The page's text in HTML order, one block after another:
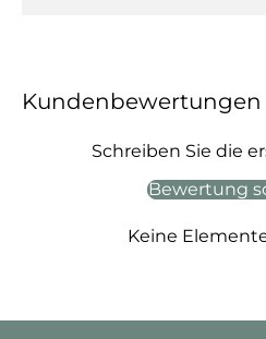
Kundenbewertungen
Schreiben Sie die
Bewertung
Keine